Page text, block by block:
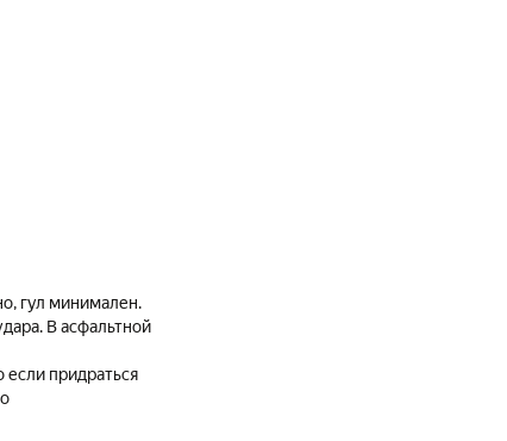
гул минимален.
В асфальтной
если придраться